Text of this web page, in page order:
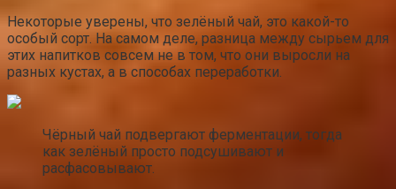
Некоторые уверены, что зелёный чай, это какой-то
особый сорт. На самом деле, разница между сырьем для
этих напитков совсем не в том, что они выросли на
разных кустах, а в способах переработки.
Чёрный чай подвергают ферментации, тогда
как зелёный просто подсушивают и
расфасовывают.